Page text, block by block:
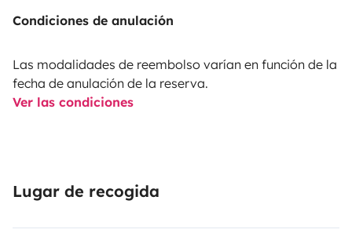
Condiciones de anulación
Las modalidades de reembolso varían en función de la
fecha de anulación de la reserva.
Ver las condiciones
Lugar de recogida